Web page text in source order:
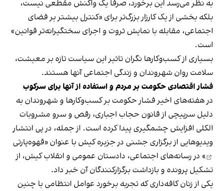
به نظر می‌رسد این برخورد، صرفا یک واکنش مقطعی نیست،
بلکه بخشی از یک کارزار بزرگ‌تر برای «کنترل بیشتر بر فضای
اجتماعی، مقابله با نمایش ثروت و اجرای سختگیرانه‌تر قوانین»
است.
بسیاری از کسب‌وکارها نگران تاثیر این سیاست‌ تازه بر معیشت،
سلامت روان شهروندان و زندگی اجتماعی آنها هستند.
فشار اقتصادی حکومت بر مردم و استفاده از آنها برای سرکوب
در هفته‌های اخیر فشار حکومت بر کسب‌وکارها و شهروندان به
دلیل سرپیچی از قانون حجاب اجباری، رقص و سرو مشروبات
الکلی افزایش چشمگیری پیدا کرده است. از جمله، در پی انتشار
ویدیوهایی از برگزاری جشنی در جزیره کیش با عنوان «قهوه‌پارتی
» در رسانه‌های اجتماعی، دادستان عمومی و انقلاب کیش، از
تشکیل پرونده و بازداشت برگزارکنندگان آن خبر داد.
یکی از زنان کافه‌داری که تجربه برخورد عوامل انتظامی با چنین